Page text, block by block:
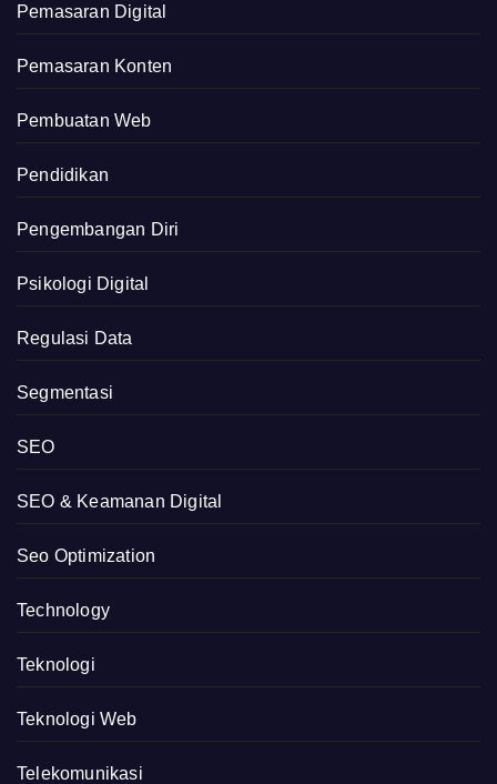
Pemasaran Digital
Pemasaran Konten
Pembuatan Web
Pendidikan
Pengembangan Diri
Psikologi Digital
Regulasi Data
Segmentasi
SEO
SEO & Keamanan Digital
Seo Optimization
Technology
Teknologi
Teknologi Web
Telekomunikasi